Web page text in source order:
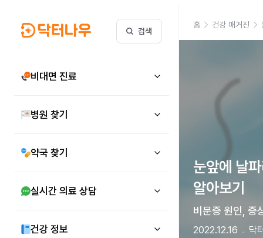
검색
비대면 진료
병원 찾기
약국 찾기
실시간 의료 상담
건강 정보
홈 건강 매거진
눈앞에 날
알아보기
비문증 원인, 증
2022.12.16 닥